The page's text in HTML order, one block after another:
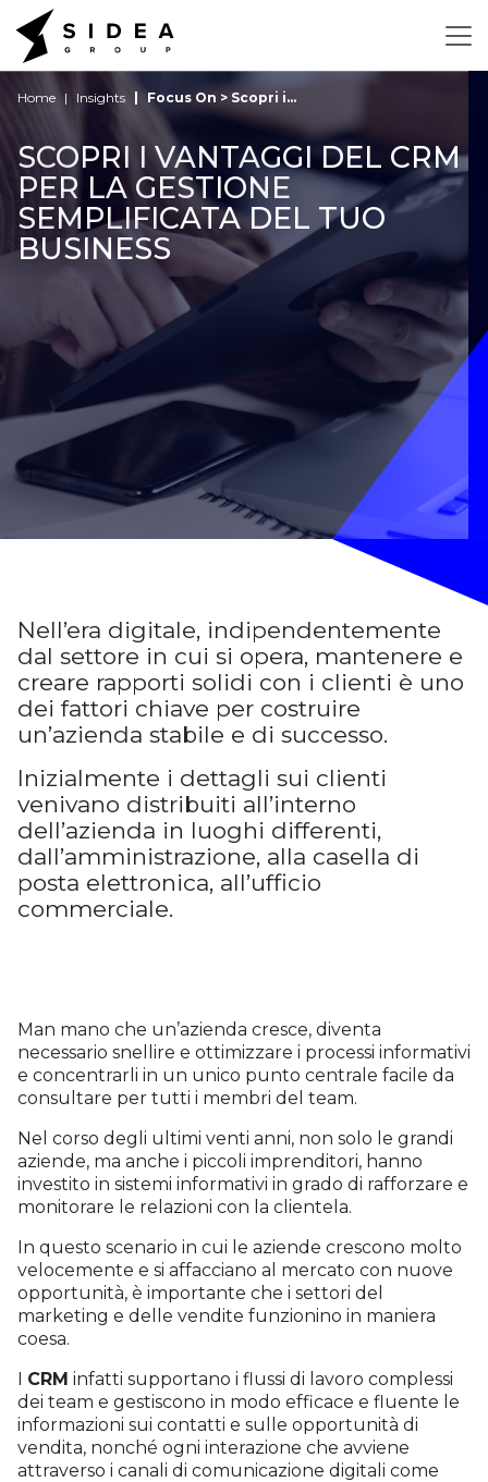
Home Insights Focus On > Scopri i...
SCOPRI I VANTAGGI DEL CRM
PER LA GESTIONE
SEMPLIFICATA DEL TUO
BUSINESS
Nell’era digitale, indipendentemente
dal settore in cui si opera, mantenere e
creare rapporti solidi con i clienti è uno
dei fattori chiave per costruire
un’azienda stabile e di successo.
Inizialmente i dettagli sui clienti
venivano distribuiti all’interno
dell’azienda in luoghi differenti,
dall’amministrazione, alla casella di
posta elettronica, all’ufficio
commerciale.
Man mano che un’azienda cresce, diventa
necessario snellire e ottimizzare i processi informativi
e concentrarli in un unico punto centrale facile da
consultare per tutti i membri del team.
Nel corso degli ultimi venti anni, non solo le grandi
aziende, ma anche i piccoli imprenditori, hanno
investito in sistemi informativi in grado di rafforzare e
monitorare le relazioni con la clientela.
In questo scenario in cui le aziende crescono molto
velocemente e si affacciano al mercato con nuove
opportunità, è importante che i settori del
marketing e delle vendite funzionino in maniera
coesa.
I CRM infatti supportano i flussi di lavoro complessi
dei team e gestiscono in modo efficace e fluente le
informazioni sui contatti e sulle opportunità di
vendita, nonché ogni interazione che avviene
attraverso i canali di comunicazione digitali come